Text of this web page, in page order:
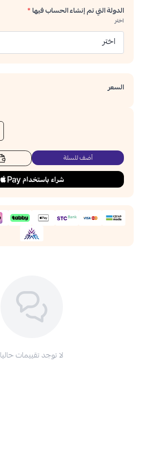
الدولة التي تم إنشاء الحساب فيها*
اختر
السعر
أضف للسلة
لا توجد تقييمات حاليا